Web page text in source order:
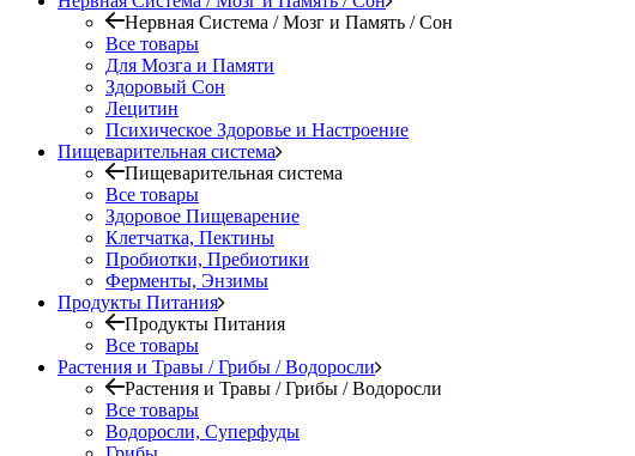
Нервная Система / Мозг и Память / Сон
Все товары
Для Мозга и Памяти
Здоровый Сон
Лецитин
Психическое Здоровье и Настроение
Пищеварительная система
Пищеварительная система
Все товары
Здоровое Пищеварение
Клетчатка, Пектины
Пробиотки, Пребиотики
Ферменты, Энзимы
Продукты Питания
Продукты Питания
Все товары
Растения и Травы / Грибы / Водоросли
Растения и Травы / Грибы / Водоросли
Все товары
Водоросли, Суперфуды